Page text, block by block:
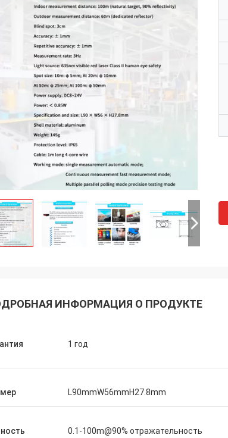
ИНФОРМАЦИЯ О ПРОДУКТЕ
1 год
L90mmW56mmH27.8mm
0.1-100m@90% отражательность